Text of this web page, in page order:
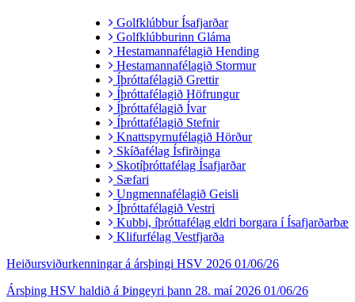
Golfklúbbur Ísafjarðar
Golfklúbburinn Gláma
Hestamannafélagið Hending
Hestamannafélagið Stormur
Íþróttafélagið Grettir
Íþróttafélagið Höfrungur
Íþróttafélagið Ívar
Íþróttafélagið Stefnir
Knattspyrnufélagið Hörður
Skíðafélag Ísfirðinga
Skotíþróttafélag Ísafjarðar
Sæfari
Ungmennafélagið Geisli
Íþróttafélagið Vestri
Kubbi, íþróttafélag eldri borgara í Ísafjarðarbæ
Klifurfélag Vestfjarða
Heiðursviðurkenningar á ársþingi HSV 2026 01/06/26
Ársþing HSV haldið á Þingeyri þann 28. maí 2026 01/06/26